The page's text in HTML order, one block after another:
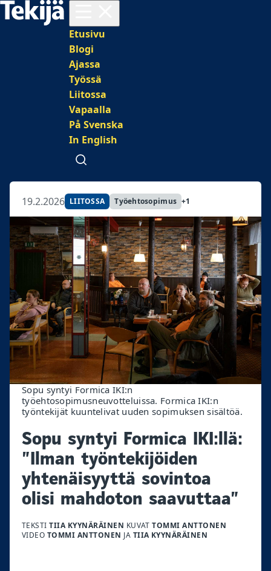
Päävalikko
Etusivu
Blogi
Ajassa
Työssä
Liitossa
Vapaalla
På Svenska
In English
Avaa haku
19.2.2026 LIITOSSA Työehtosopimus +1
Sopu syntyi Formica IKI:n
työehtosopimusneuvotteluissa. Formica IKI:n
työntekijät kuuntelivat uuden sopimuksen sisältöä.
Sopu syntyi Formica IKI:llä:
”Ilman työntekijöiden
yhtenäisyyttä sovintoa
olisi mahdoton saavuttaa”
TEKSTITIIA KYYNÄRÄINEN KUVATTOMMI ANTTONEN
VIDEO TOMMI ANTTONEN JA TIIA KYYNÄRÄINEN